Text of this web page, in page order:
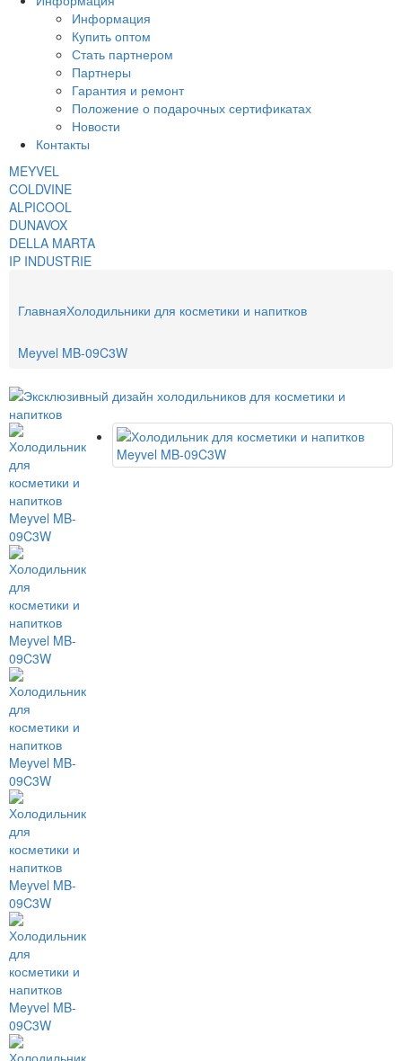
Информация
Купить оптом
Стать партнером
Партнеры
Гарантия и ремонт
Положение о подарочных сертификатах
Новости
Контакты
MEYVEL
COLDVINE
ALPICOOL
DUNAVOX
DELLA MARTA
IP INDUSTRIE
ГлавнаяХолодильники для косметики и напитков
Meyvel MB-09C3W